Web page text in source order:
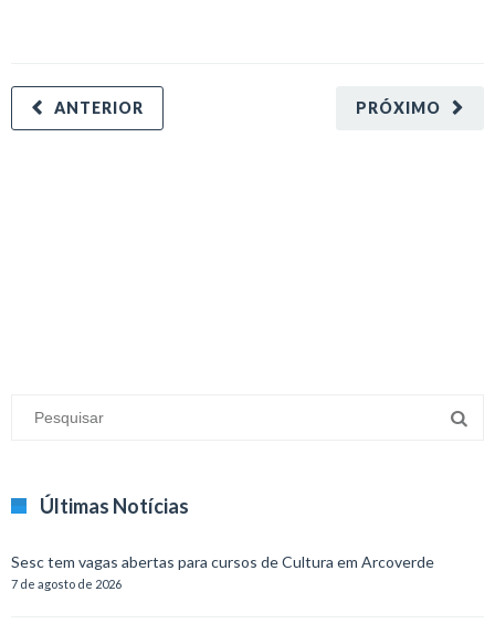
PRÓXIMO
ANTERIOR
Últimas Notícias
Sesc tem vagas abertas para cursos de Cultura em Arcoverde
7 de agosto de 2026